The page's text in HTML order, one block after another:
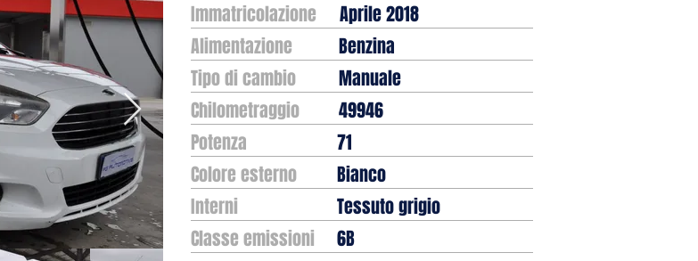
Immatricolazione
Aprile 2018
Alimentazione
Benzina
Tipo di cambio
Manuale
Chilometraggio
49946
Potenza
71
Colore esterno
Bianco
Interni
Tessuto grigio
Classe emissioni
6B